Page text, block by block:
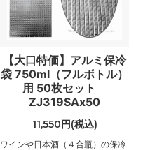
【大口特価】アルミ保冷
袋 750ml（フルボトル）
用 50枚セット
ZJ319SAx50
11,550円(税込)
ワインや日本酒（４合瓶）の保冷